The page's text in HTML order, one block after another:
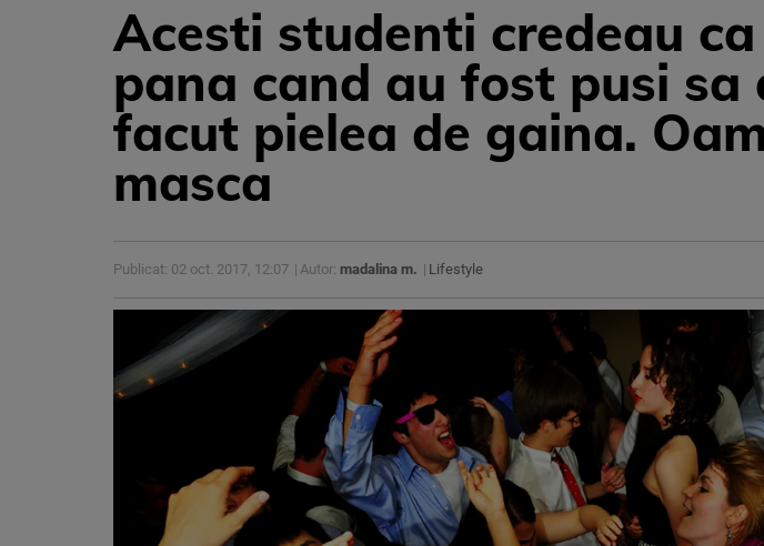
Acesti studenti credeau
pana cand au fost pusi
facut pielea de gaina.
masca
Publicat: 02 oct. 2017, 12:07 Autor: madalina m. Lifestyle